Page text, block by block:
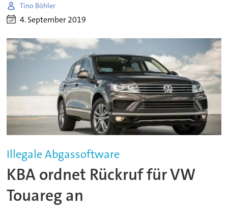
Tino Böhler
4. September 2019
Illegale Abgassoftware
KBA ordnet Rückruf für VW
Touareg an